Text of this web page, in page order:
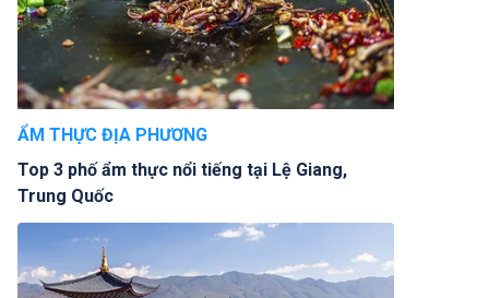
ẨM THỰC ĐỊA PHƯƠNG
Top 3 phố ẩm thực nổi tiếng tại Lệ Giang,
Trung Quốc